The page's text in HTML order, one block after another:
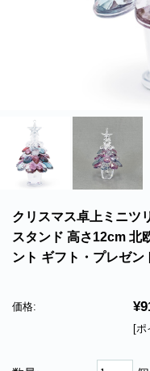
クリスマス卓上ミニツ
スタンド 高さ12cm 北
ント ギフト・プレゼン
価格:
[ポ